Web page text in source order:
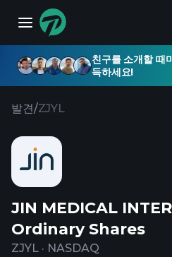
친구를 소개할 때
득하세요!
발견/ZJYL
JIN MEDICAL
Ordinary Shares
ZJYL · NASDAQ